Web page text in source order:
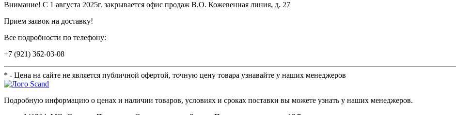
Внимание! С 1 августа 2025г. закрывается офис продаж В.О. Кожевенная линия, д. 27
Прием заявок на доставку!
Все подробности по телефону:
+7 (921) 362-03-08
* - Цена на сайте не является публичной офертой, точную цену товара узнавайте у наших менеджеров
Подробную информацию о ценах и наличии товаров, условиях и сроках поставки вы можете узнать у наших менеджеров.